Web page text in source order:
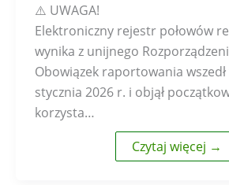
⚠️ UWAGA!
Elektroniczny rejestr połowów
wynika z unijnego
Obowiązek raportowania wszedł
stycznia 2026 r. i objął
korzysta…
Czytaj więcej →